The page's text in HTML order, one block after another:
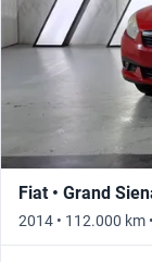
Fiat • Grand
2014 • 112.000 km